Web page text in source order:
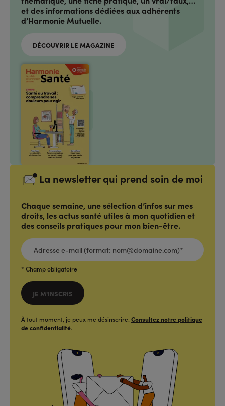
et des informations dédiées aux adhérents
d’Harmonie Mutuelle.
DÉCOUVRIR LE MAGAZINE
La newsletter qui prend soin de moi
Chaque semaine, une sélection d’infos sur mes
droits, les actus santé utiles à mon quotidien et
des conseils pratiques pour mon bien-être.
ADRESSE
E-
MAIL
(FORMAT:
NOM@DOMAINE.COM)*
* Champ obligatoire
JE M'INSCRIS
À tout moment, je peux me désinscrire. Consultez notre politique
de confidentialité.